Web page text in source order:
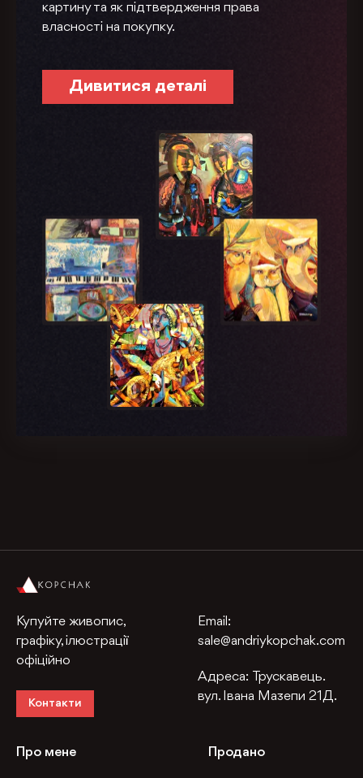
картину та як підтвердження права
власності на покупку.
Дивитися деталі
Купуйте живопис,
графіку, ілюстрації
офіційно
Контакти
Email:
sale@andriykopchak.com
Адреса:
Трускавець.
вул. Івана Мазепи 21Д.
Про мене Продано